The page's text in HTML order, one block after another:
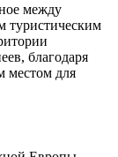
между
туристическим
благодаря
местом для